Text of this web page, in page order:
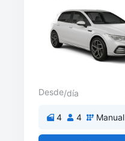
Desde/día
4 4 Manual